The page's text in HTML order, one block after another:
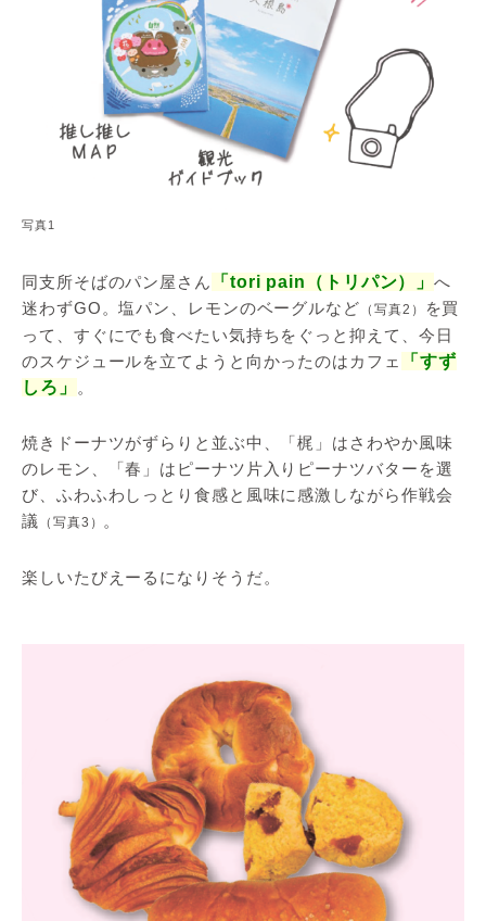
写真1
同支所そばのパン屋さん 「 tori pain（トリパン）」へ
迷わずGO。塩パン、レモンのベーグルなど （写真2）
を買
って、すぐにでも食べたい気持ちをぐっと抑えて、今日
のスケジュールを立てようと向かったのはカフェ
「すず
しろ」
。
焼きドーナツがずらりと並ぶ中、「梶」はさわやか風味
のレモン、「春」はピーナツ片入りピーナツバターを選
び、ふわふわしっとり食感と風味に感激しながら作戦会
議
（写真3） 。
楽しいたびえーるになりそうだ。